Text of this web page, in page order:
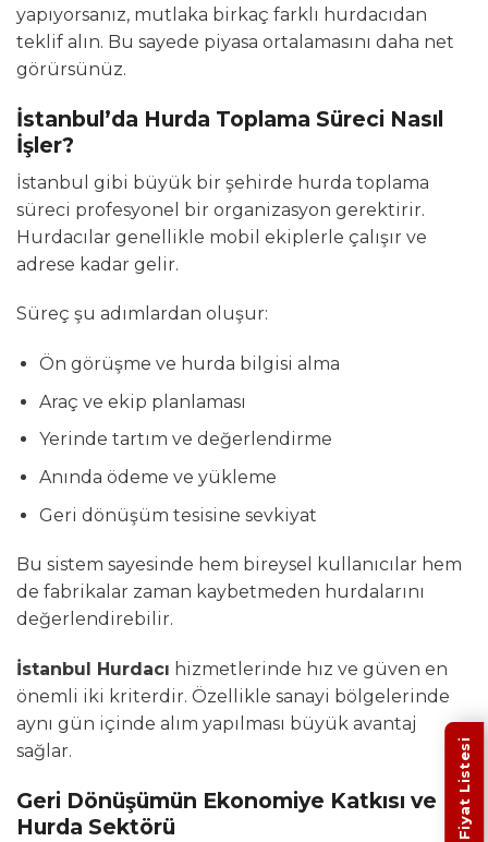
yapıyorsanız, mutlaka birkaç farklı hurdacıdan
teklif alın. Bu sayede piyasa ortalamasını daha net
görürsünüz.
İstanbul’da Hurda Toplama Süreci Nasıl
İşler?
İstanbul gibi büyük bir şehirde hurda toplama
süreci profesyonel bir organizasyon gerektirir.
Hurdacılar genellikle mobil ekiplerle çalışır ve
adrese kadar gelir.
Süreç şu adımlardan oluşur:
Ön görüşme ve hurda bilgisi alma
Araç ve ekip planlaması
Yerinde tartım ve değerlendirme
Anında ödeme ve yükleme
Geri dönüşüm tesisine sevkiyat
Bu sistem sayesinde hem bireysel kullanıcılar hem
de fabrikalar zaman kaybetmeden hurdalarını
değerlendirebilir.
İstanbul Hurdacı hizmetlerinde hız ve güven en
önemli iki kriterdir. Özellikle sanayi bölgelerinde
aynı gün içinde alım yapılması büyük avantaj
sağlar.
Geri Dönüşümün Ekonomiye Katkısı ve
Hurda Sektörü
Fiyat Listesi